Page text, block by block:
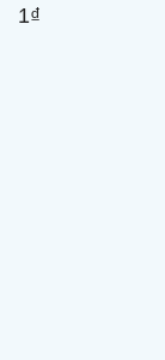
0
1₫